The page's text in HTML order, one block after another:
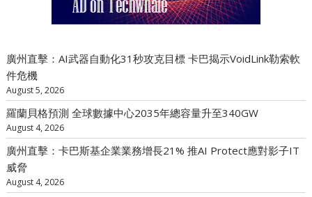
廣州直擊：AI武器自動化31秒攻克目標 卡巴揭示VoidLink勒索軟
件危機
August 5, 2026
羅蘭貝格預測 全球數據中心2035年總容量升至340GW
August 4, 2026
廣州直擊：卡巴斯基企業業務增長21% 推AI Protect應對影子IT
威脅
August 4, 2026